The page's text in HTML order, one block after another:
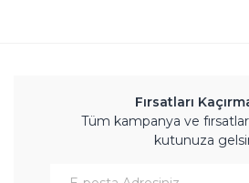
Fırsatları
Tüm kampanya ve
kutunuza